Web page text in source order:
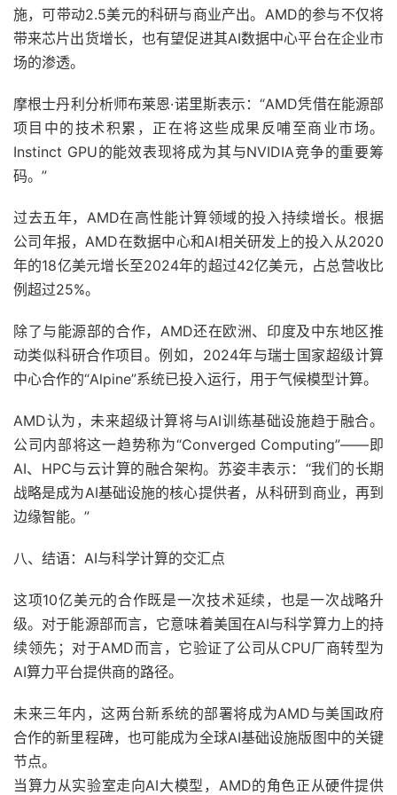
施，可带动2.5美元的科研与商业产出。AMD的参与不仅将
带来芯片出货增长，也有望促进其AI数据中心平台在企业市
场的渗透。
摩根士丹利分析师布莱恩·诺里斯表示：“AMD凭借在能源部
项目中的技术积累，正在将这些成果反哺至商业市场。
Instinct GPU的能效表现将成为其与NVIDIA竞争的重要筹
码。”
过去五年，AMD在高性能计算领域的投入持续增长。根据
公司年报，AMD在数据中心和AI相关研发上的投入从2020
年的18亿美元增长至2024年的超过42亿美元，占总营收比
例超过25%。
除了与能源部的合作，AMD还在欧洲、印度及中东地区推
动类似科研合作项目。例如，2024年与瑞士国家超级计算
中心合作的“Alpine”系统已投入运行，用于气候模型计算。
AMD认为，未来超级计算将与AI训练基础设施趋于融合。
公司内部将这一趋势称为“Converged Computing”——即
AI、HPC与云计算的融合架构。苏姿丰表示：“我们的长期
战略是成为AI基础设施的核心提供者，从科研到商业，再到
边缘智能。”
八、结语：AI与科学计算的交汇点
这项10亿美元的合作既是一次技术延续，也是一次战略升
级。对于能源部而言，它意味着美国在AI与科学算力上的持
续领先；对于AMD而言，它验证了公司从CPU厂商转型为
AI算力平台提供商的路径。
未来三年内，这两台新系统的部署将成为AMD与美国政府
合作的新里程碑，也可能成为全球AI基础设施版图中的关键
节点。
当算力从实验室走向AI大模型，AMD的角色正从硬件提供